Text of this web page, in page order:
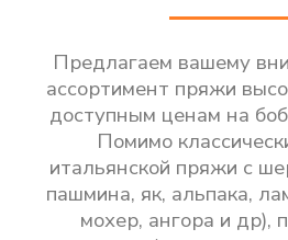
Предлагаем вашему
ассортимент пряжи
доступным ценам на
Помимо
итальянской пряжи с
пашмина, як, альпака,
мохер, ангора и др),